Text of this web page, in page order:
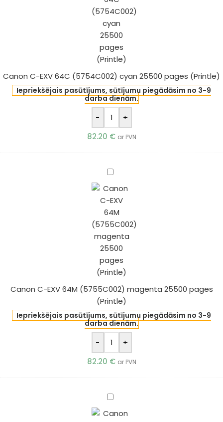
(5754C002)
25500
(Printle)
Canon C-EXV 64C (5754C002) cyan 25500 pages (Printle)
Iepriekšējais pasūtījums, sūtījumu piegādāsim no 3-9
darba dienām.
-
+
82.20 € ar PVN
Canon
64M
(5755C002)
magenta
25500
(Printle)
Canon C-EXV 64M (5755C002) magenta 25500 pages
(Printle)
Iepriekšējais pasūtījums, sūtījumu piegādāsim no 3-9
darba dienām.
-
+
82.20 € ar PVN
Canon